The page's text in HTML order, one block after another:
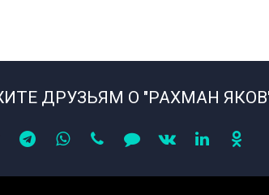
ДРУЗЬЯМ О "РАХМАН